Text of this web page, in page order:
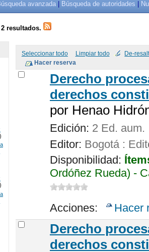
avanzada Búsqueda de autoridades
resultados.
Seleccionar todo Limpiar todo De-
Derecho
derechos
por Henao
Edición: 2 Ed. aum.
Editor: Bogotá :
Disponibilidad:
Ordóñez Rueda) -
Acciones: Hacer
Derecho
derechos